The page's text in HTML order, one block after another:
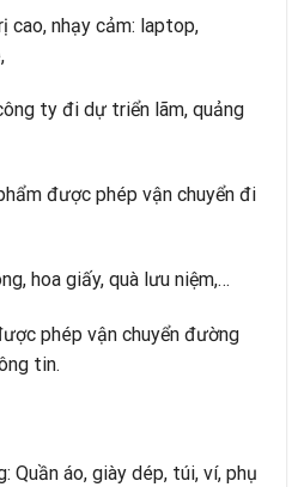
cao, nhạy cảm: laptop,
ty đi dự triển lãm, quảng
được phép vận chuyển đi
hoa giấy, quà lưu niệm,…
phép vận chuyển đường
tin.
Quần áo, giày dép, túi, ví, phụ